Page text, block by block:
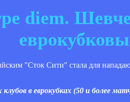
diem.
"Сток Сити" стала для
в еврокубках (50 и более